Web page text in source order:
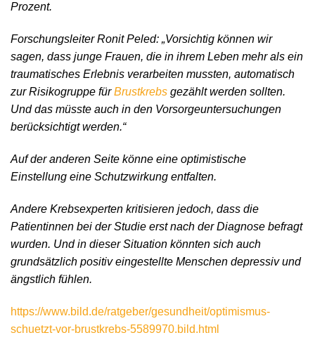
Prozent.
Forschungsleiter Ronit Peled: „Vorsichtig können wir
sagen, dass junge Frauen, die in ihrem Leben mehr als ein
traumatisches Erlebnis verarbeiten mussten, automatisch
zur Risikogruppe fürBrustkrebs gezählt werden sollten.
Und das müsste auch in den Vorsorgeuntersuchungen
berücksichtigt werden.“
Auf der anderen Seite könne eine optimistische
Einstellung eine Schutzwirkung entfalten.
Andere Krebsexperten kritisieren jedoch, dass die
Patientinnen bei der Studie erst nach der Diagnose befragt
wurden. Und in dieser Situation könnten sich auch
grundsätzlich positiv eingestellte Menschen depressiv und
ängstlich fühlen.
https://www.bild.de/ratgeber/gesundheit/optimismus-
schuetzt-vor-brustkrebs-5589970.bild.html